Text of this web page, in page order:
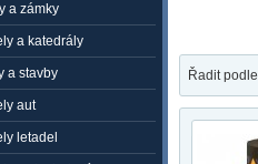
Řadit podle
a zámky
a katedrály
a stavby
aut
letadel